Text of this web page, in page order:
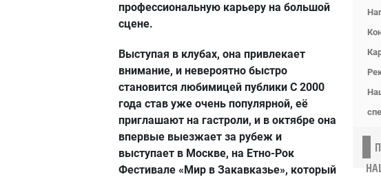
профессиональную карьеру на большой
сцене.
Выступая в клубах, она привлекает
внимание, и невероятно быстро
становится любимицей публики С 2000
года став уже очень популярной, её
приглашают на гастроли, и в октябре она
впервые выезжает за рубеж и
выступает в Москве, на Етно-Рок
Фестивале «Мир в Закавказье», который